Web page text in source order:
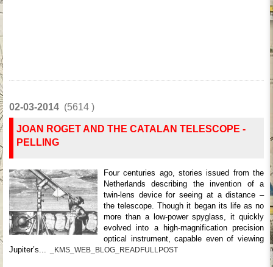
02-03-2014 (5614 )
JOAN ROGET AND THE CATALAN TELESCOPE -
PELLING
Four centuries ago, stories issued from the
Netherlands describing the invention of a
twin-lens device for seeing at a distance –
the telescope. Though it began its life as no
more than a low-power spyglass, it quickly
evolved into a high-magnification precision
optical instrument, capable even of viewing
Jupiter’s...
_KMS_WEB_BLOG_READFULLPOST